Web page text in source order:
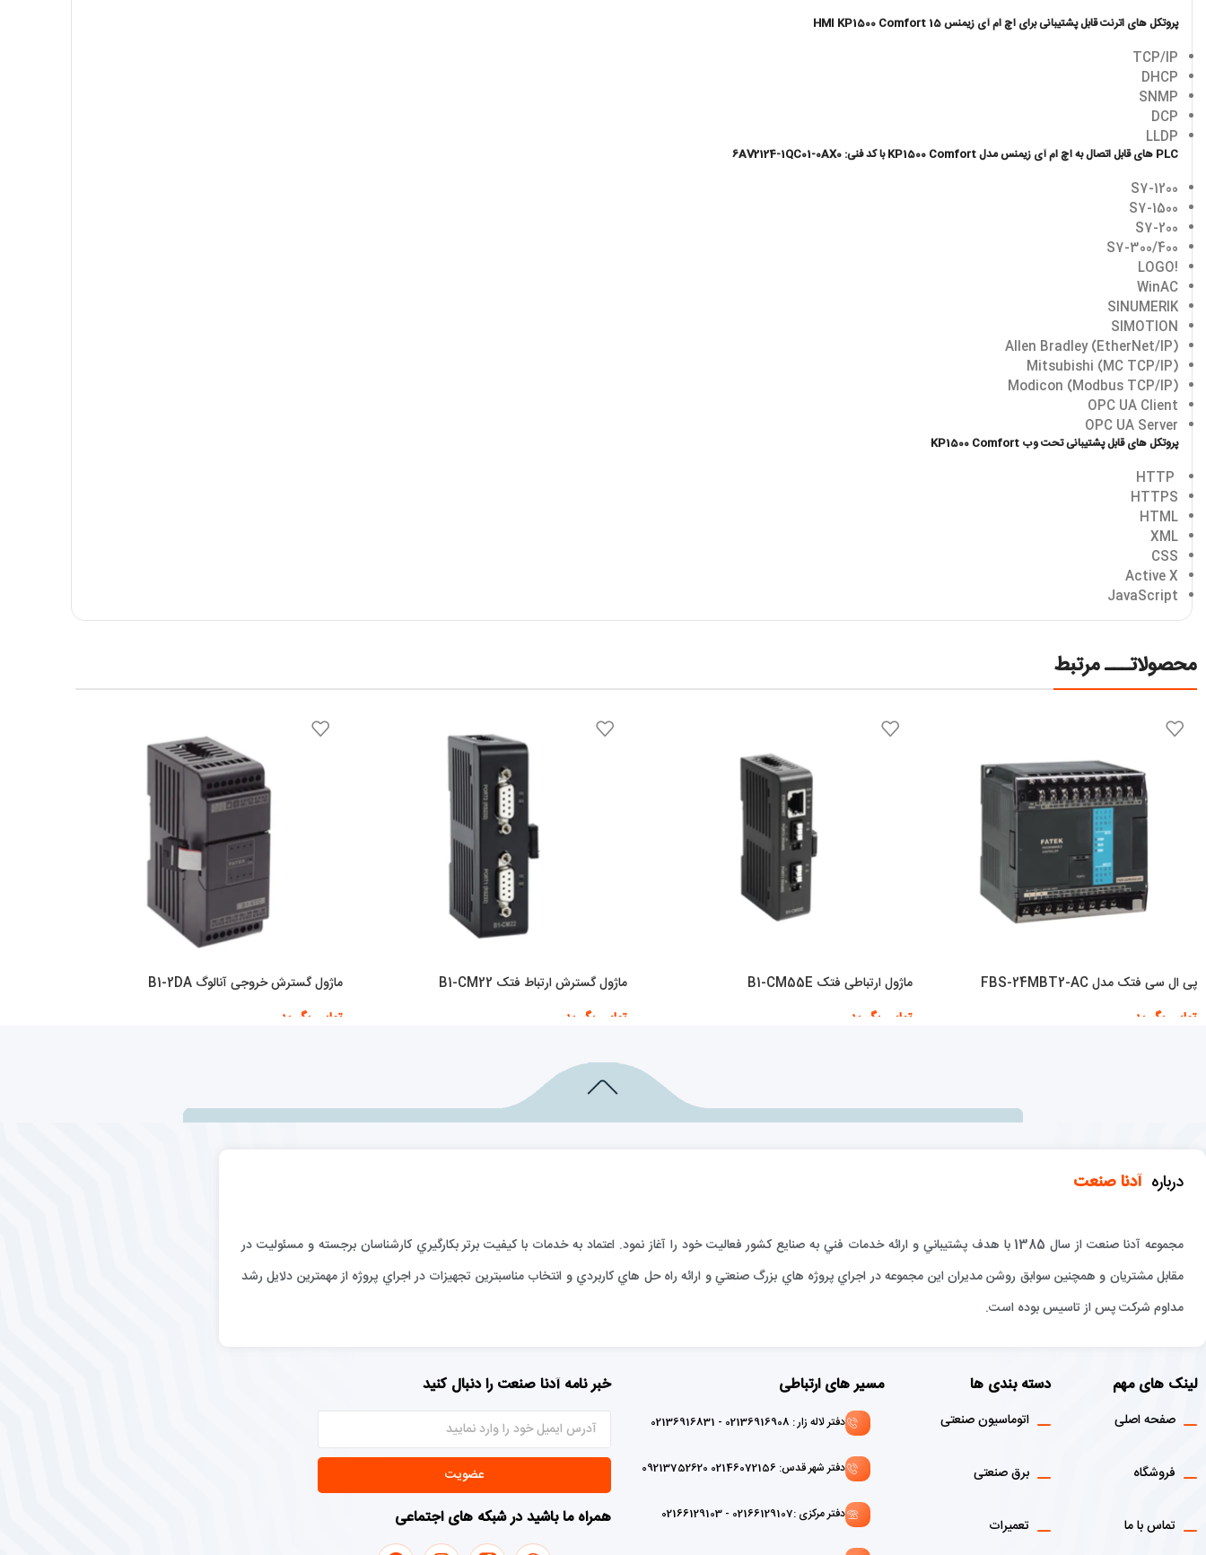
پروتکل های اترنت قابل پشتیبانی برای اچ ام آی زیمنس HMI KP1500 Comfort 15
TCP/IP
DHCP
SNMP
DCP
LLDP
PLC های قابل اتصال به اچ ام آی زیمنس مدل KP1500 Comfort با کد فنی: 6AV2124-1QC01-0AX0
S7-1200
S7-1500
S7-200
S7-300/400
!LOGO
WinAC
SINUMERIK
SIMOTION
(Allen Bradley (EtherNet/IP
(Mitsubishi (MC TCP/IP
(Modicon (Modbus TCP/IP
OPC UA Client
OPC UA Server
پروتکل های قابل پشتیبانی تحت وب KP1500 Comfort
HTTPS
HTML
XML
CSS
Active X
JavaScript
محصولاتـــ مرتبط
پی ال سی فتک مدل FBS-24MBT2-AC
تماس بگیرید
ماژول ارتباطی فتک B1-CM55E
تماس بگیرید
ماژول گسترش ارتباط فتک B1-CM22
تماس بگیرید
ماژول گسترش خروجی آنالوگ B1-2DA
تماس بگیرید
درباره آدنا صنعت
مجموعه آدنا صنعت از سال 1385 با هدف پشتيباني و ارائه خدمات فني به صنايع كشور فعاليت خود را آغاز نمود. اعتماد به خدمات با كيفيت برتر بكارگيري كارشناسان برجسته و مسئوليت در
مقابل مشتريان و همچنين سوابق روشن مديران اين مجموعه در اجراي پروژه هاي بزرگ صنعتي و ارائه راه حل هاي كاربردي و انتخاب مناسبترين تجهيزات در اجراي پروژه از مهمترين دلايل رشد
مداوم شركت پس از تاسيس بوده است.
لینک های مهم
صفحه اصلی
فروشگاه
تماس با ما
دسته بندی ها
اتوماسیون صنعتی
برق صنعتی
تعمیرات
مسیر های ارتباطی
دفتر لاله زار : 02136916908 - 02136916831
دفتر شهر قدس: 02146072156 09213752620
دفتر مرکزی :02166129107 - 02166129103
خبر نامه آدنا صنعت را دنبال کنید
عضویت
همراه ما باشید در شبکه های اجتماعی